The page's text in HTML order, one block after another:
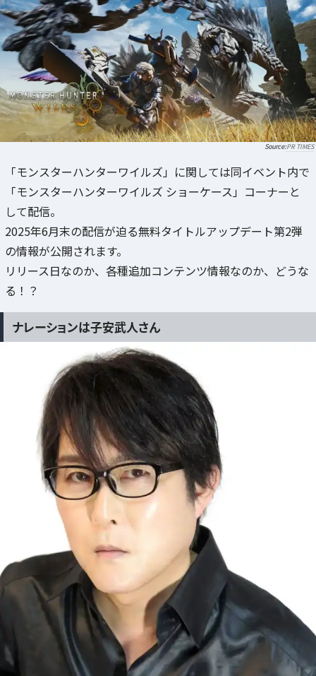
PR TIMES
「モンスターハンターワイルズ」に関しては同イベント内で
「モンスターハンターワイルズ ショーケース」コーナーと
して配信。
2025年6月末の配信が迫る無料タイトルアップデート第2弾
の情報が公開されます。
リリース日なのか、各種追加コンテンツ情報なのか、どうな
る！？
ナレーションは子安武人さん